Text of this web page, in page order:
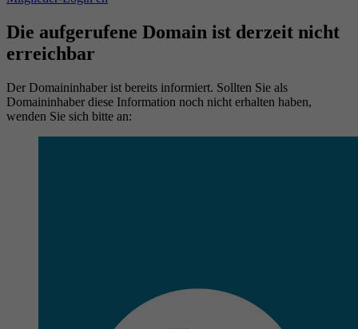
Die aufgerufene Domain ist derzeit nicht
erreichbar
Der Domaininhaber ist bereits informiert. Sollten Sie als
Domaininhaber diese Information noch nicht erhalten haben,
wenden Sie sich bitte an: